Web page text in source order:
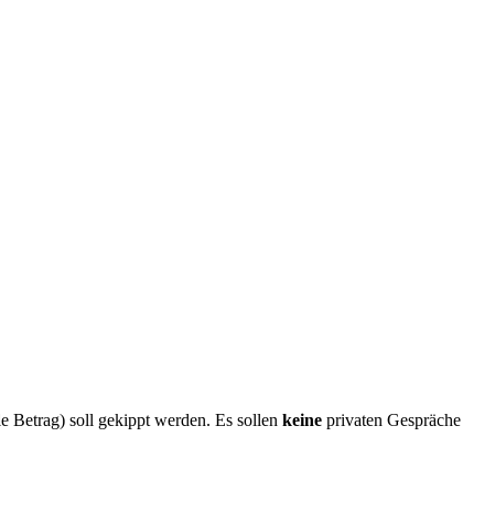
Betrag) soll gekippt werden. Es sollen keine privaten Gespräche